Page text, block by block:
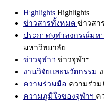
Highlights Highlights
ข่าวสารทั้งหมด ข่าวสา
ประกาศจุฬาลงกรณ์มห
มหาวิทยาลัย
ข่าวจุฬาฯ ข่าวจุฬาฯ
งานวิจัยและนวัตกรรม
ความร่วมมือ ความร่วม
ความภูมิใจของจุฬาฯ ค